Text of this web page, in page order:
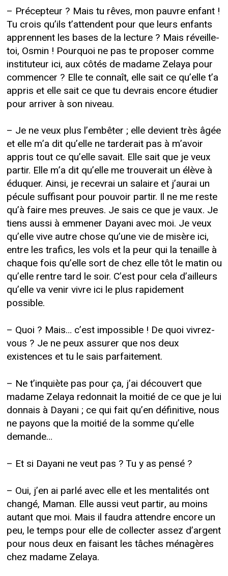
– Précepteur ? Mais tu rêves, mon pauvre enfant !
Tu crois qu’ils t’attendent pour que leurs enfants
apprennent les bases de la lecture ? Mais réveille-
toi, Osmin ! Pourquoi ne pas te proposer comme
instituteur ici, aux côtés de madame Zelaya pour
commencer ? Elle te connaît, elle sait ce qu’elle t’a
appris et elle sait ce que tu devrais encore étudier
pour arriver à son niveau.
– Je ne veux plus l’embêter ; elle devient très âgée
et elle m’a dit qu’elle ne tarderait pas à m’avoir
appris tout ce qu’elle savait. Elle sait que je veux
partir. Elle m’a dit qu’elle me trouverait un élève à
éduquer. Ainsi, je recevrai un salaire et j’aurai un
pécule suffisant pour pouvoir partir. Il ne me reste
qu’à faire mes preuves. Je sais ce que je vaux. Je
tiens aussi à emmener Dayani avec moi. Je veux
qu’elle vive autre chose qu’une vie de misère ici,
entre les trafics, les vols et la peur qui la tenaille à
chaque fois qu’elle sort de chez elle tôt le matin ou
qu’elle rentre tard le soir. C’est pour cela d’ailleurs
qu’elle va venir vivre ici le plus rapidement
possible.
– Quoi ? Mais… c’est impossible ! De quoi vivrez-
vous ? Je ne peux assurer que nos deux
existences et tu le sais parfaitement.
– Ne t’inquiète pas pour ça, j’ai découvert que
madame Zelaya redonnait la moitié de ce que je lui
donnais à Dayani ; ce qui fait qu’en définitive, nous
ne payons que la moitié de la somme qu’elle
demande…
– Et si Dayani ne veut pas ? Tu y as pensé ?
– Oui, j’en ai parlé avec elle et les mentalités ont
changé, Maman. Elle aussi veut partir, au moins
autant que moi. Mais il faudra attendre encore un
peu, le temps pour elle de collecter assez d’argent
pour nous deux en faisant les tâches ménagères
chez madame Zelaya.